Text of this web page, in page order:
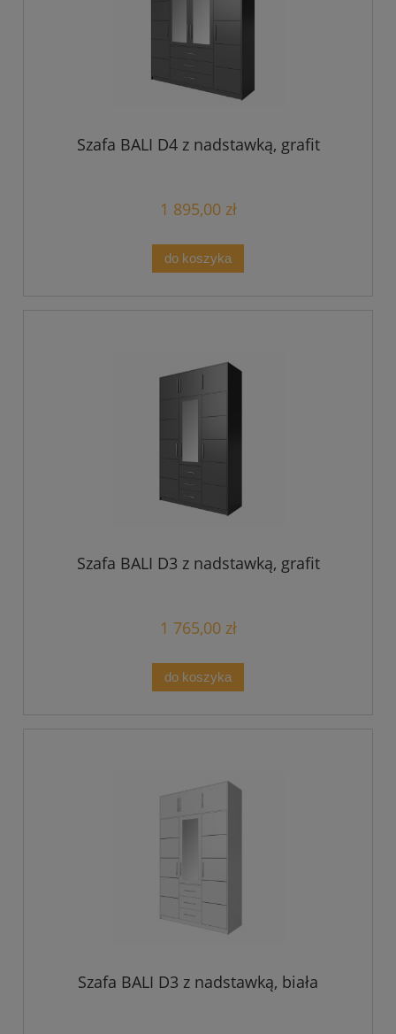
Szafa BALI D4 z nadstawką, grafit
1 895,00 zł
do koszyka
Szafa BALI D3 z nadstawką, grafit
1 765,00 zł
do koszyka
Szafa BALI D3 z nadstawką, biała